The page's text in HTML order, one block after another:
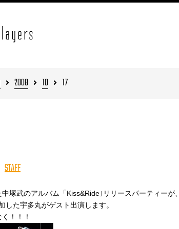
2008 10 17
STAFF
塚武のアルバム「Kiss&Ride｣リリースパーティーが
した宇多丸がゲスト出演します。
！！！